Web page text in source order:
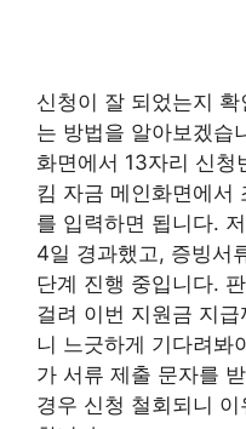
신청이 잘 되었는지
는 방법을 알아보겠습
화면에서 13자리 신청
킴 자금 메인화면에서
를 입력하면 됩니다.
4일 경과했고, 증빙서
단계 진행 중입니다.
걸려 이번 지원금 지
니 느긋하게 기다려봐
가 서류 제출 문자를
경우 신청 철회되니